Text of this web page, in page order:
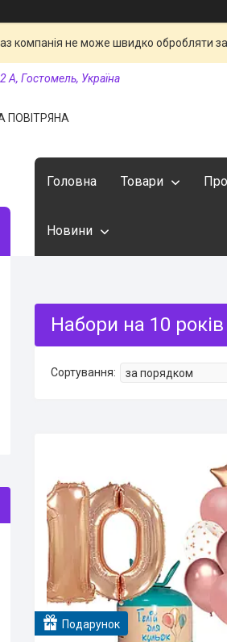
компанія не може швидко обробляти
А, Гостомель, Україна
ПОВІТРЯНА
Головна Товари
Новини
Набори на 10 років
Подарунок